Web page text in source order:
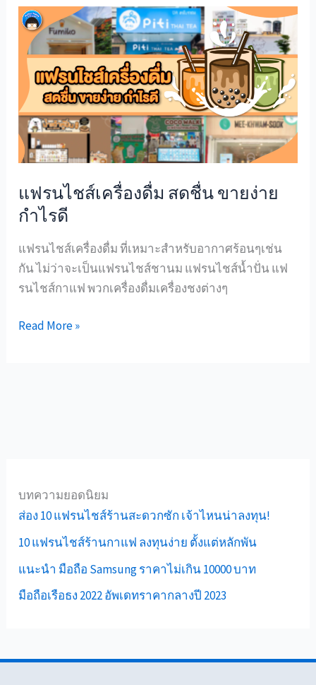
แฟรนไชส์เครื่องดื่ม สดชื่น ขายง่าย
กำไรดี
แฟรนไชส์เครื่องดื่ม ที่เหมาะสำหรับอากาศร้อนๆเช่น
กัน ไม่ว่าจะเป็นแฟรนไชส์ชานม แฟรนไชส์น้ำปั่น แฟ
รนไชส์กาแฟ พวกเครื่องดื่มเครื่องชงต่างๆ
แฟ
รน
ไชส์
เครื่อง
ดื่ม
สดชื่น
ขาย
ง่าย
ดี
Read More »
บทความยอดนิยม
ส่อง 10 แฟรนไชส์ร้านสะดวกซัก เจ้าไหนน่าลงทุน!
10 แฟรนไชส์ร้านกาแฟ ลงทุนง่าย ตั้งแต่หลักพัน
แนะนำ มือถือ Samsung ราคาไม่เกิน 10000 บาท
มือถือเรือธง 2022 อัพเดทราคากลางปี 2023